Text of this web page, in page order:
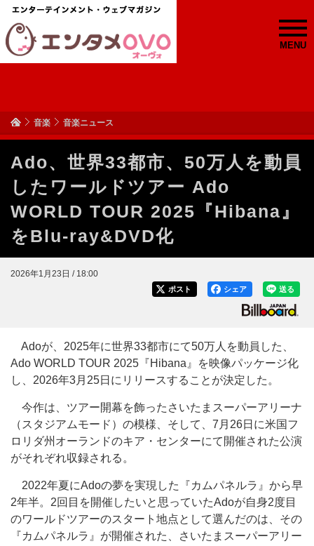
MENU
音楽 音楽ニュース
Ado、世界33都市、50万人を動員
したワールドツアー Ado
WORLD TOUR 2025『Hibana』
をBlu-ray&DVD化
2026年1月23日 / 18:00
送る
シェア
ポスト
Adoが、2025年に世界33都市にて50万人を動員した、
Ado WORLD TOUR 2025『Hibana』を映像パッケージ化
し、2026年3月25日にリリースすることが決定した。
今作は、ツアー開幕を飾ったさいたまスーパーアリーナ
（スタジアムモード）の模様、そして、7月26日に米国フ
ロリダ州オーランドのキア・センターにて開催された公演
がそれぞれ収録される。
2022年夏にAdoの夢を実現した『カムパネルラ』から早
2年半。2回目を開催したいと思っていたAdoが自身2度目
のワールドツアーのスタート地点として選んだのは、その
『カムパネルラ』が開催された、さいたまスーパーアリー